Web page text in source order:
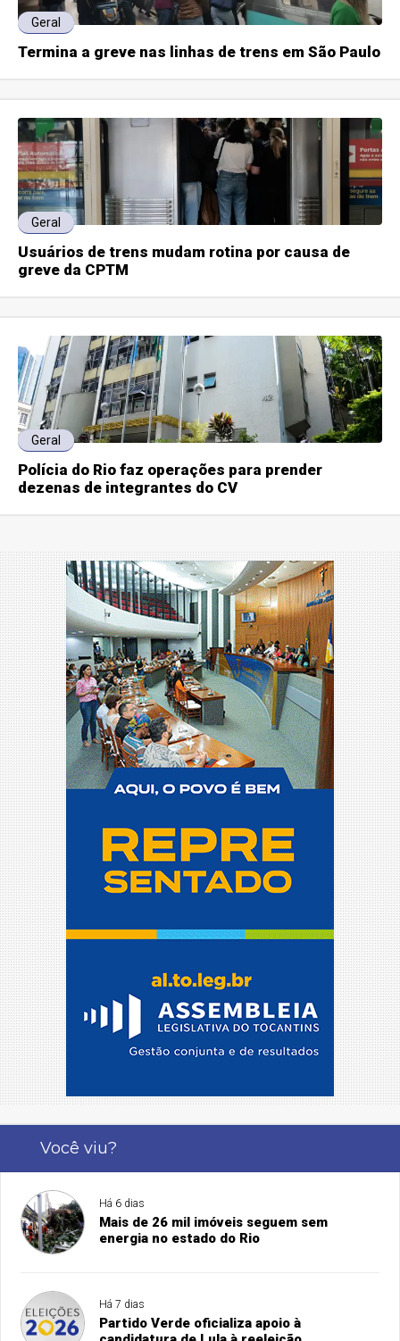
Geral
Termina a greve nas linhas de trens em São Paulo
Geral
Usuários de trens mudam rotina por causa de
greve da CPTM
Geral
Polícia do Rio faz operações para prender
dezenas de integrantes do CV
Você viu?
Há 6 dias
Mais de 26 mil imóveis seguem sem
energia no estado do Rio
Há 7 dias
Partido Verde oficializa apoio à